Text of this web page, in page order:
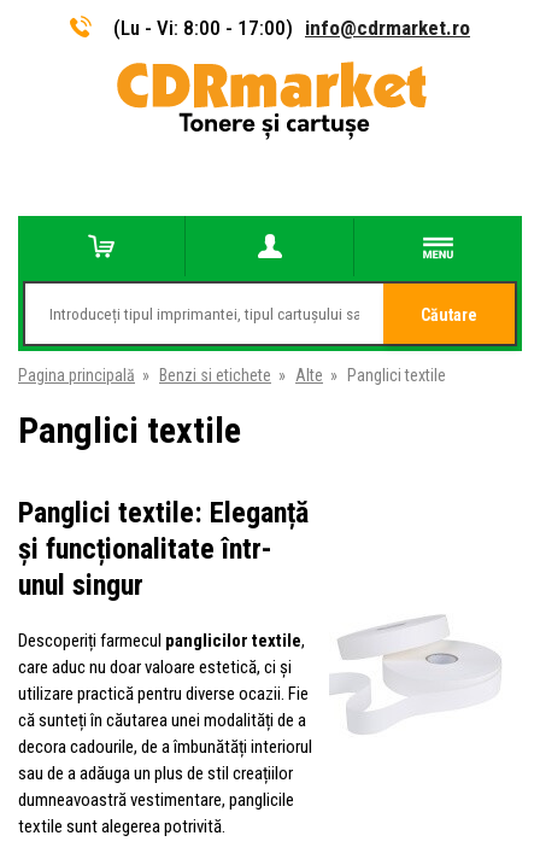
(Lu - Vi: 8:00 - 17:00) info@cdrmarket.ro
Căutare
Pagina principală » Benzi si etichete » Alte » Panglici textile
Panglici textile
Panglici textile: Eleganță
și funcționalitate într-
unul singur
Descoperiți farmecul panglicilor textile,
care aduc nu doar valoare estetică, ci și
utilizare practică pentru diverse ocazii. Fie
că sunteți în căutarea unei modalități de a
decora cadourile, de a îmbunătăți interiorul
sau de a adăuga un plus de stil creațiilor
dumneavoastră vestimentare, panglicile
textile sunt alegerea potrivită.